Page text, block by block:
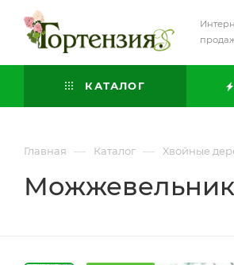
КАТАЛОГ
Главная — Каталог — Хвойные